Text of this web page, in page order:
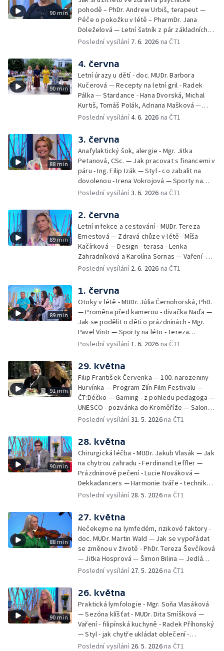
90 min
pohodě – PhDr. Andrew Urbiš, terapeut —
Péče o pokožku v létě – PharmDr. Jana
Doleželová — Letní šatník z pár základních
kousků – Luděk Šmehlík, stylista —
slavnosti – Jiří Krhut, hudebník — Vaření:
letní párty s přáteli – Pavla Pavelková —
Festival v ulicích – Petra Hradilová — Muzejní
noc
Poslední vysílání 7. 6. 2026 na ČT1
90 min
4. června
Letní úrazy u dětí - doc. MUDr. Barbora
Kučerová — Recepty na letní gril - Radek
Pálka — Stardance - Hana Dvorská, Michal
Kurtiš, Tomáš Polák, Adriana Mašková —
Debbie — Dětský čin roku — Zooterapie -
Jírová — Patrik Eliáš — Sladké recepty na
léto - Míša Sedláčková
Poslední vysílání4. 6. 2026 na ČT1
88 min
3. června
Anafylaktický šok, alergie - Mgr. Jitka
Petanová, CSc. — Jak pracovat s financemi v
páru - Ing. Filip Izák — Styl - co zabalit na
dovolenou - Irena Vokrojová — Sporty na
léto - paddleboard — Alžběta Jungrová —
Heřmánková, Zdeněk Žák, Josef Vrána
Poslední vysílání3. 6. 2026 na ČT1
89 min
2. června
Letní infekce a cestování - MUDr. Tereza
Ernestová — Zdravá chůze v létě - Míša
Kačírková — Design - terasa - Lenka
Zahradníková a Karolína Sornas — Vaření -
jahody - Simona Machurová — Letní sporty -
— Batohy do školy i na prázdniny - Mirka
Belhová — Pramen - Ivan Ostrochovský
Poslední vysílání 2. 6. 2026 na ČT1
89 min
1. června
Otoky v létě - MUDr. Júlia Černohorská, PhD.
— Proměna před kamerou - divačka Naďa —
Jak se podělit o děti o prázdninách - Mgr.
Pavel Vintr — Sporty na léto - Tereza
Michalová — Černé ovce — Změny v
v Českém ráji - Tomáš Jeřábek, Magdalena
Borová, Eva Váchová
Poslední vysílání 1. 6. 2026 na ČT1
91 min
29. května
Filip František Červenka — 100. narozeniny
Hurvínka — Program Zlín Film Festivalu —
ČT:Déčko — Gaming - z pohledu pedagoga —
UNESCO - pozvánka do Kroměříže — Salon
filmových klapek
Poslední vysílání31. 5. 2026na ČT1
90 min
28. května
Chirurgická léčba - MUDr. Jakub Vlasák — Jak
na chytrou zahradu - Ferdinand Leffler —
Prázdninové pečení - Lucie Nováková —
Dekkadancers — Harmonie tváře - techniky
přírodního omlazení - Martina Kavecká —
Petr Bednařík — Počasí s Michalem Žákem
Poslední vysílání 28. 5. 2026na ČT1
88 min
27. května
Nečekejme na lymfedém, rizikové faktory -
doc. MUDr. Martin Wald — Jak se vypořádat
se změnou v životě - PhDr. Tereza Ševčíková
— Jitka Hosprová — Šimon Bilina — Jedlá
zahrada - Petra Matějková — Kulturní tipy
Poslední vysílání 27. 5. 2026na ČT1
90 min
26. května
Praktická lymfologie - Mgr. Soňa Vlasáková
— Sezóna klíšťat - MUDr. Dita Smíšková —
Vaření - filipínská kuchyně - Radek Příhonský
— Styl - jak chytře ukládat oblečení -
Veronika Slaninová — Běháme s dětmi - jak
Poslední vysílání 26. 5. 2026na ČT1